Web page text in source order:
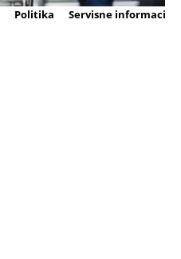
Politika Servisne informacije